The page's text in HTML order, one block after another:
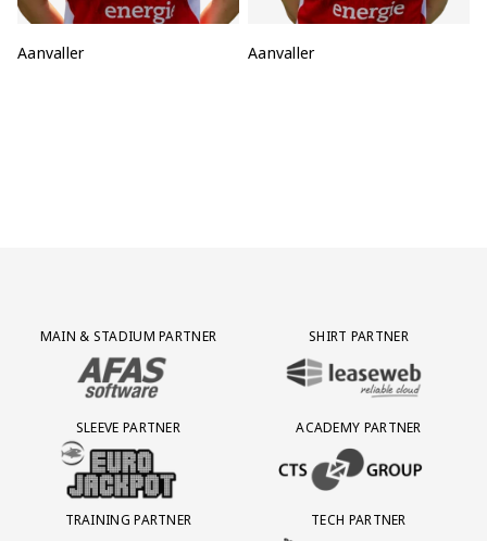
Positie:
Aanvaller Positie:
Aanvaller
Partner Logos Grid
MAIN & STADIUM PARTNER
BEZOEK ONZE MAIN & STADIUM PARTNER AFAS SOFTWARE
SHIRT PARTNER
BEZOEK ONZE SHIRT PARTNER
SLEEVE PARTNER
BEZOEK ONZE SLEEVE PARTNER EUROJACKPOT
ACADEMY PARTNER
BEZOEK ONZE ACADEMY
TRAINING PARTNER
TECH PARTNER